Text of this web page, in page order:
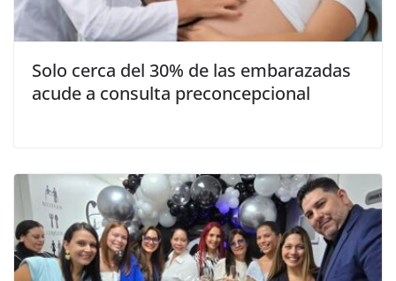
Solo cerca del 30% de las embarazadas
acude a consulta preconcepcional